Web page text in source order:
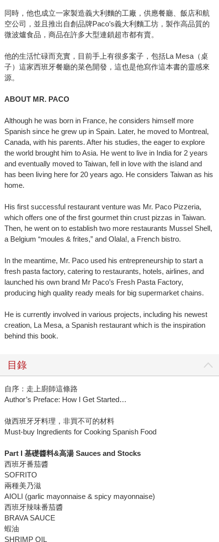
同時，他也成立一家製造義大利麵的工廠，供應餐廳、飯店和航
空公司，並且推出自創品牌Paco’s義大利麵工坊，製作高品質的
微波爐食品，商品在許多大型連鎖超市都有賣。
他的生活忙碌而充實，目前手上有很多案子，包括La Mesa（桌
子）這家西班牙餐廳的菜色開發，這也是他寫作這本書的靈感來
源。
ABOUT MR. PACO
Although he was born in France, he considers himself more
Spanish since he grew up in Spain. Later, he moved to Montreal,
Canada, with his parents. After his studies, the eager to explore
the world brought him to Asia. He went to live in India for 2 years
and eventually moved to Taiwan, fell in love with the island and
has been living here for 20 years ago. He considers Taiwan as his
home.
His first successful restaurant venture was Mr. Paco Pizzeria,
which offers one of the first gourmet thin crust pizzas in Taiwan.
Then, he went on to establish two more restaurants Mussel Shell,
a Belgium “moules & frites,” and Olala!, a French bistro.
In the meantime, Mr. Paco used his entrepreneurship to start a
fresh pasta factory, catering to restaurants, hotels, airlines, and
launched his own brand Mr Paco’s Fresh Pasta Factory,
producing high quality ready meals for big supermarket chains.
He is currently involved in various projects, including his newest
creation, La Mesa, a Spanish restaurant which is the inspiration
behind this book.
目錄
自序：走上廚師這條路
Author’s Preface: How I Get Started…
做西班牙牙料理，非買不可的材料
Must-buy Ingredients for Cooking Spanish Food
Part I 基礎醬料&高湯Sauces and Stocks
西班牙番茄醬
SOFRITO
兩種美乃滋
AIOLI (garlic mayonnaise & spicy mayonnaise)
西班牙辣味番茄醬
BRAVA SAUCE
蝦油
SHRIMP OIL